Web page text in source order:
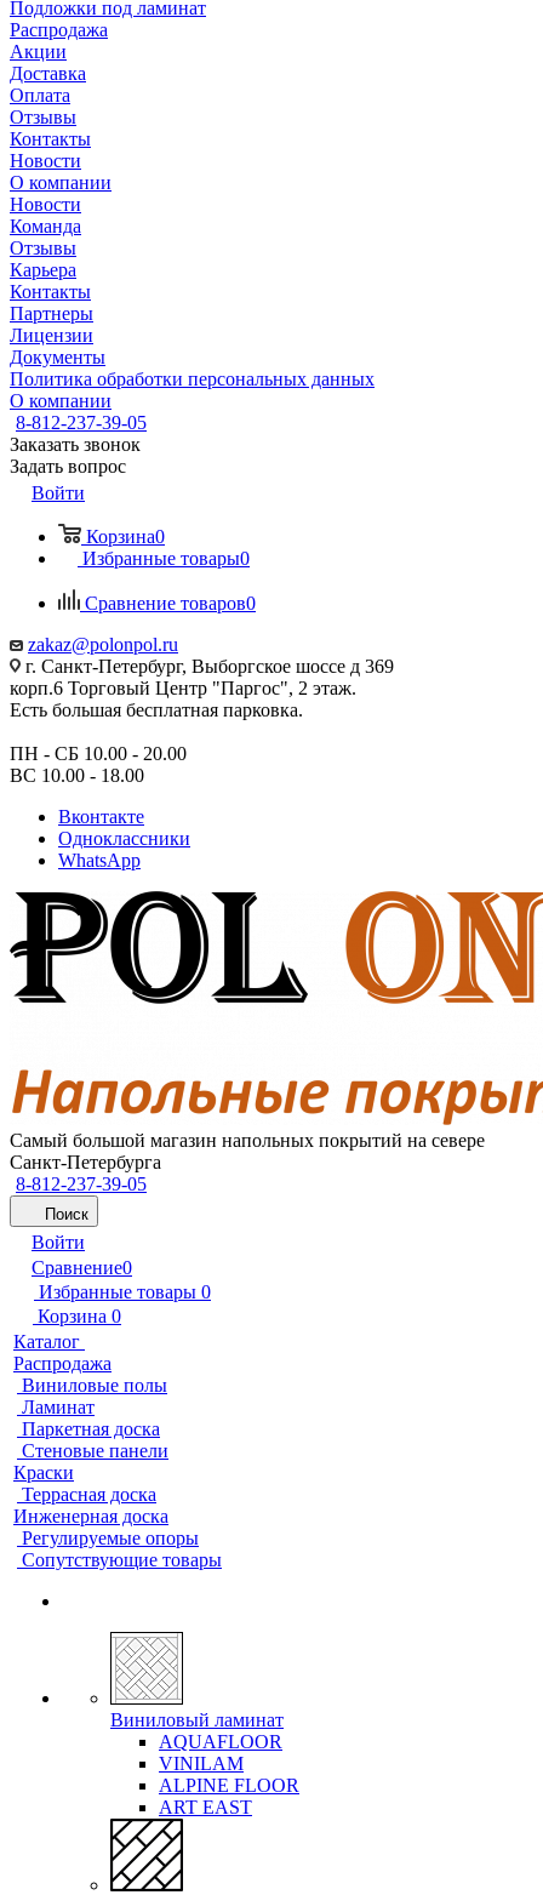
Подложки под ламинат
Распродажа
Акции
Доставка
Оплата
Отзывы
Контакты
Новости
О компании
Новости
Команда
Отзывы
Карьера
Контакты
Партнеры
Лицензии
Документы
Политика обработки персональных данных
О компании
8-812-237-39-05
Заказать звонок
Задать вопрос
Войти
Корзина0
Избранные товары0
Сравнение товаров0
zakaz@polonpol.ru
г. Санкт-Петербург, Выборгское шоссе д 369
корп.6 Торговый Центр "Паргос", 2 этаж.
Есть большая бесплатная парковка.
ПН - СБ 10.00 - 20.00
ВС 10.00 - 18.00
Вконтакте
Одноклассники
WhatsApp
Самый большой магазин напольных покрытий на севере
Санкт-Петербурга
8-812-237-39-05
Поиск
Войти
Сравнение0
Избранные товары 0
Корзина 0
Каталог
Распродажа
Виниловые полы
Ламинат
Паркетная доска
Стеновые панели
Краски
Террасная доска
Инженерная доска
Регулируемые опоры
Сопутствующие товары
Виниловый ламинат
AQUAFLOOR
VINILAM
ALPINE FLOOR
ART EAST